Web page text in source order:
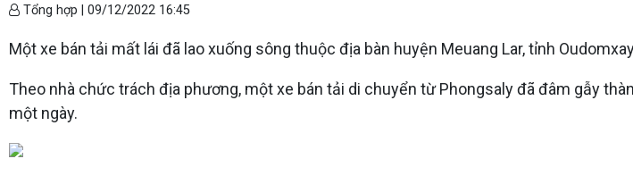
Tổng hợp | 09/12/2022 16:45
Một xe bán tải mất lái đã lao xuống sông thuộc địa bàn huyện Meuang Lar, tỉnh
Theo nhà chức trách địa phương, một xe bán tải di chuyển từ Phongsaly đã đâm gẫy
một ngày.